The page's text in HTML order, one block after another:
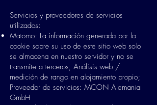
Servicios y proveedores de servicios
utilizados:
Matomo: La información generada por la
cookie sobre su uso de este sitio web solo
se almacena en nuestro servidor y no se
transmite a terceros; Análisis web /
medición de rango en alojamiento propio;
Proveedor de servicios: MCON Alemania
GmbH